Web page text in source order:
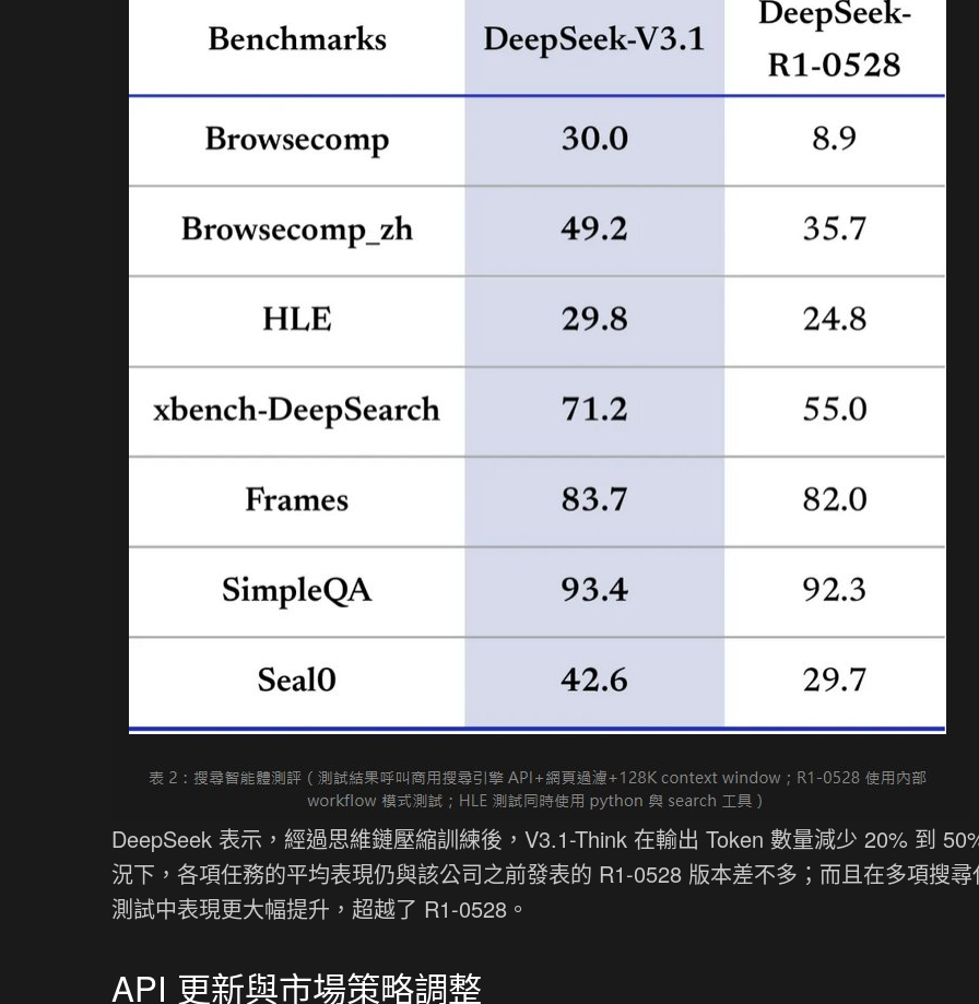
DeepSeek 表示，經過思維鏈壓縮訓練後，V3.1-Think 在輸出 Token 數量減少 20% 到
況下，各項任務的平均表現仍與該公司之前發表的 R1-0528 版本差不多；而且在多項搜尋
測試中表現更大幅提升，超越了 R1-0528。
API 更新與市場策略調整